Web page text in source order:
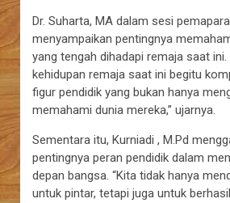
Dr. Suharta, MA dalam sesi
menyampaikan pentingnya
yang tengah dihadapi remaja saat ini.
kehidupan remaja saat ini begitu
figur pendidik yang bukan hanya
memahami dunia mereka,” ujarnya.
Sementara itu, Kurniadi , M.Pd
pentingnya peran pendidik dalam
depan bangsa. “Kita tidak hanya
untuk pintar, tetapi juga untuk